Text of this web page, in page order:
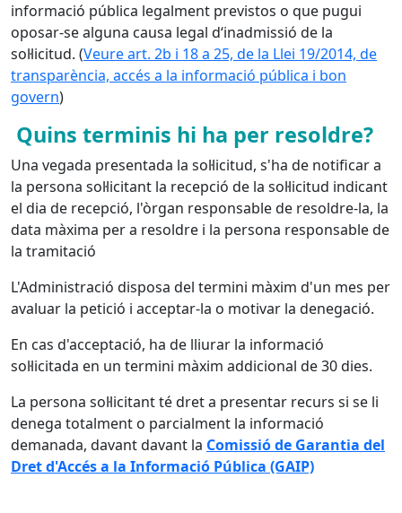
informació pública legalment previstos o que pugui
oposar-se alguna causa legal d‘inadmissió de la
sol·licitud. (Veure art. 2b i 18 a 25, de la Llei 19/2014, de
transparència, accés a la informació pública i bon
govern)
Quins terminis hi ha per resoldre?
Una vegada presentada la sol·licitud, s'ha de notificar a
la persona sol·licitant la recepció de la sol·licitud indicant
el dia de recepció, l'òrgan responsable de resoldre-la, la
data màxima per a resoldre i la persona responsable de
la tramitació
L'Administració disposa del termini màxim d'un mes per
avaluar la petició i acceptar-la o motivar la denegació.
En cas d'acceptació, ha de lliurar la informació
sol·licitada en un termini màxim addicional de 30 dies.
La persona sol·licitant té dret a presentar recurs si se li
denega totalment o parcialment la informació
demanada, davant davant la Comissió de Garantia del
Dret d'Accés a la Informació Pública (GAIP)